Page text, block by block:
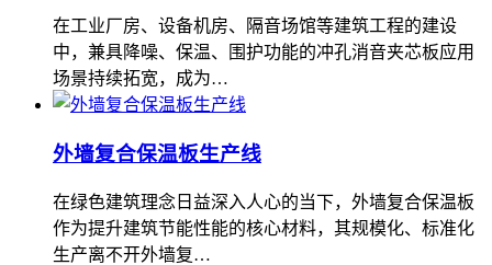
在工业厂房、设备机房、隔音场馆等建筑工程的建设
中，兼具降噪、保温、围护功能的冲孔消音夹芯板应用
场景持续拓宽，成为…
外墙复合保温板生产线
在绿色建筑理念日益深入人心的当下，外墙复合保温板
作为提升建筑节能性能的核心材料，其规模化、标准化
生产离不开外墙复…